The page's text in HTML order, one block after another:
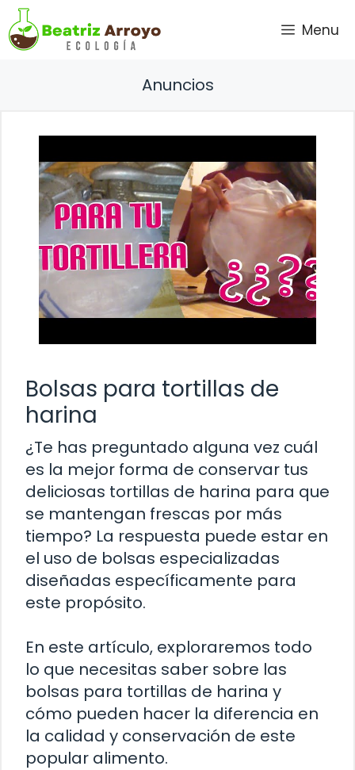
Saltar
al
contenido
Menu
Anuncios
Bolsas para tortillas de
harina
¿Te has preguntado alguna vez cuál
es la mejor forma de conservar tus
deliciosas tortillas de harina para que
se mantengan frescas por más
tiempo? La respuesta puede estar en
el uso de bolsas especializadas
diseñadas específicamente para
este propósito.
En este artículo, exploraremos todo
lo que necesitas saber sobre las
bolsas para tortillas de harina y
cómo pueden hacer la diferencia en
la calidad y conservación de este
popular alimento.